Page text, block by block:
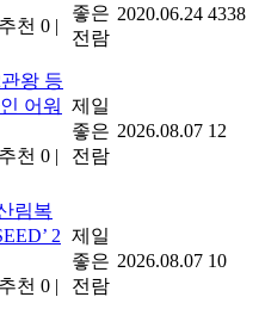
추천 0 |
좋은
전람
2020.06.24 4338
왕 등
어워
추천 0 |
제일
좋은
전람
2026.08.07 12
림복
2
추천 0 |
제일
좋은
전람
2026.08.07 10